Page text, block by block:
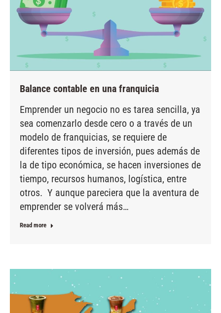
Balance contable en una franquicia
Emprender un negocio no es tarea sencilla, ya
sea comenzarlo desde cero o a través de un
modelo de franquicias, se requiere de
diferentes tipos de inversión, pues además de
la de tipo económica, se hacen inversiones de
tiempo, recursos humanos, logística, entre
otros. Y aunque pareciera que la aventura de
emprender se volverá más…
Read more